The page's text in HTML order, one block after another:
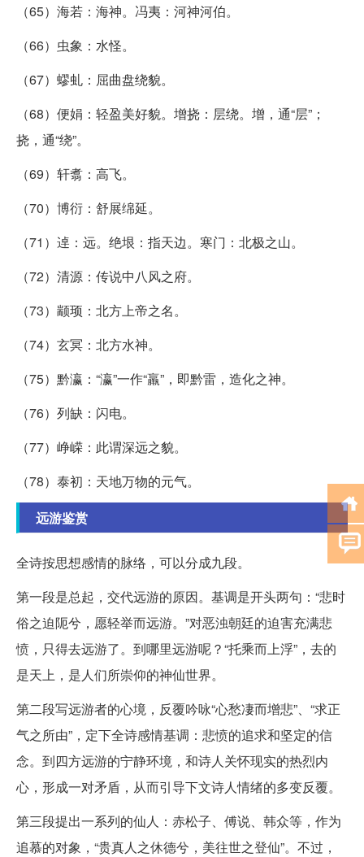
（65）海若：海神。冯夷：河神河伯。
（66）虫象：水怪。
（67）蟉虬：屈曲盘绕貌。
（68）便娟：轻盈美好貌。增挠：层绕。增，通“层”；
挠，通“绕”。
（69）轩翥：高飞。
（70）博衍：舒展绵延。
（71）逴：远。绝垠：指天边。寒门：北极之山。
（72）清源：传说中八风之府。
（73）颛顼：北方上帝之名。
（74）玄冥：北方水神。
（75）黔瀛：“瀛”一作“羸”，即黔雷，造化之神。
（76）列缺：闪电。
（77）峥嵘：此谓深远之貌。
（78）泰初：天地万物的元气。
远游鉴赏
全诗按思想感情的脉络，可以分成九段。
第一段是总起，交代远游的原因。基调是开头两句：“悲时
俗之迫阨兮，愿轻举而远游。”对恶浊朝廷的迫害充满悲
愤，只得去远游了。到哪里远游呢？“托乘而上浮”，去的
是天上，是人们所崇仰的神仙世界。
第二段写远游者的心境，反覆吟咏“心愁凄而增悲”、“求正
气之所由”，定下全诗感情基调：悲愤的追求和坚定的信
念。到四方远游的宁静环境，和诗人关怀现实的热烈内
心，形成一对矛盾，从而引导下文诗人情绪的多变反覆。
第三段提出一系列的仙人：赤松子、傅说、韩众等，作为
追慕的对象，“贵真人之休德兮，美往世之登仙”。不过，